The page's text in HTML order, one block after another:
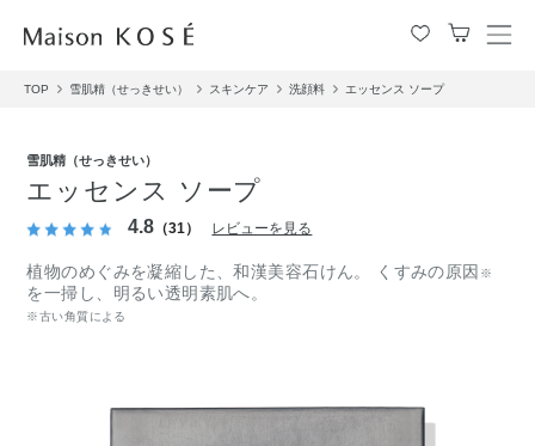
メ
TOP 雪肌精（せっきせい） スキンケア 洗顔料 エッセンス ソープ
雪肌精（せっきせい）
エッセンス ソープ
4.8 （31） レビューを見る
植物のめぐみを凝縮した、和漢美容石けん。 くすみの原因 ※
を一掃し、明るい透明素肌へ。
※古い角質による